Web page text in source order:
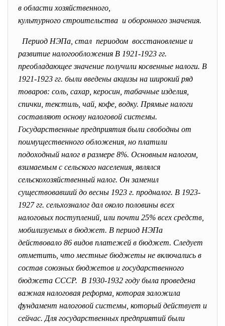
в области хозяйственного,
культурного строительства и оборонного значения.
Период НЭПа, стал периодом восстановление и
развитие налогообложения В 1921-1923 гг.
преобладающее значение получили косвенные налоги. В
1921-1923 гг. были введены акцизы на широкий ряд
товаров: соль, сахар, керосин, табачные изделия,
спички, текстиль, чай, кофе, водку. Прямые налоги
составляют основу налоговой системы.
Государственные предприятия были свободны от
поимущественного обложения, но платили
подоходный налог в размере 8%. Основным налогом,
взимаемым с сельского населения, являлся
сельскохозяйственный налог. Он заменил
существовавший до весны 1923 г. продналог. В 1923-
1927 гг. сельхозналог дал около половины всех
налоговых поступлений, или почти 25% всех средств,
мобилизуемых в бюджет. В период НЭПа
действовало 86 видов платежей в бюджет. Следует
отметить, что местные бюджеты не включались в
состав союзных бюджетов и государственного
бюджета СССР. В 1930-1932 году была проведена
важная налоговая реформа, которая заложила
фундамент налоговой системы, который действует и
сейчас. Для государственных предприятий были